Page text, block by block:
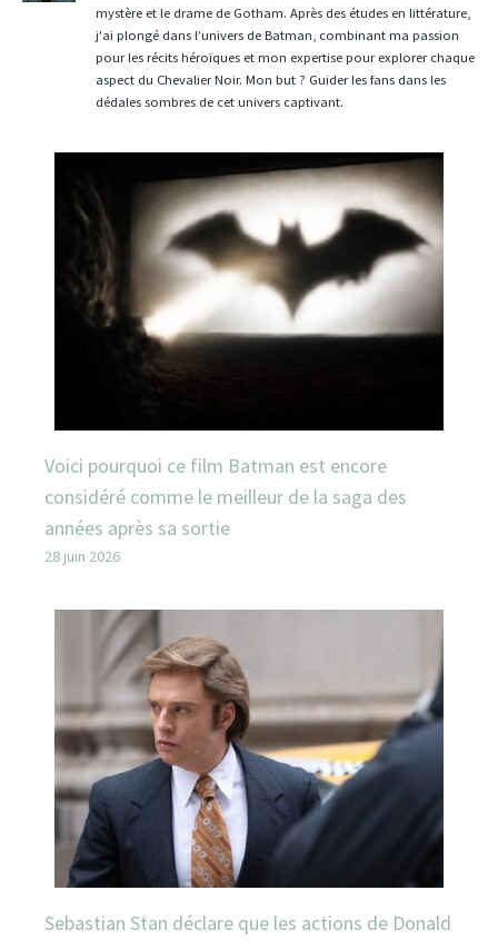
mystère et le drame de Gotham. Après des études en littérature,
j'ai plongé dans l’univers de Batman, combinant ma passion
pour les récits héroïques et mon expertise pour explorer chaque
aspect du Chevalier Noir. Mon but ? Guider les fans dans les
dédales sombres de cet univers captivant.
Voici pourquoi ce film Batman est encore
considéré comme le meilleur de la saga des
années après sa sortie
28 juin 2026
Sebastian Stan déclare que les actions de Donald